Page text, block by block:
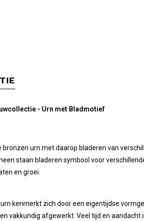
- Urn met Bladmotief
bronzen urn met daarop bladeren van
staan bladeren symbool voor
en groei.
kenmerkt zich door een eigentijdse
vakkundig afgewerkt. Veel tijd en aandacht